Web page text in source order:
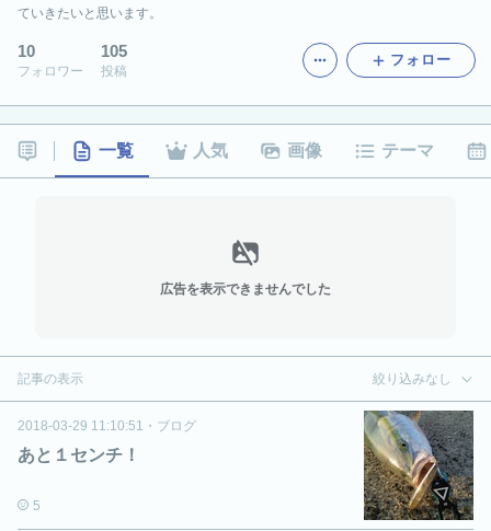
ていきたいと思います。
10
フォロワー
105
投稿
フォロー
一覧 人気 画像 テーマ
広告を表示できませんでした
記事の表示 絞り込みなし
2018-03-29 11:10:51 ・ ブログ
あと１センチ！
5